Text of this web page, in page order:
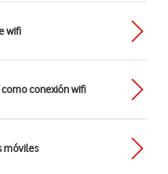
wifi
conexión wifi
móviles